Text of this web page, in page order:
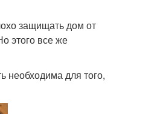
защищать дом от
этого все же
необходима для того,